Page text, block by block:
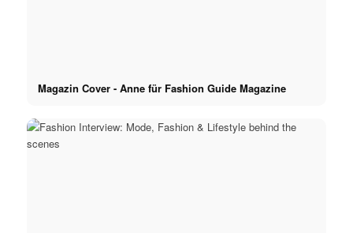
Magazin Cover - Anne für Fashion Guide Magazine